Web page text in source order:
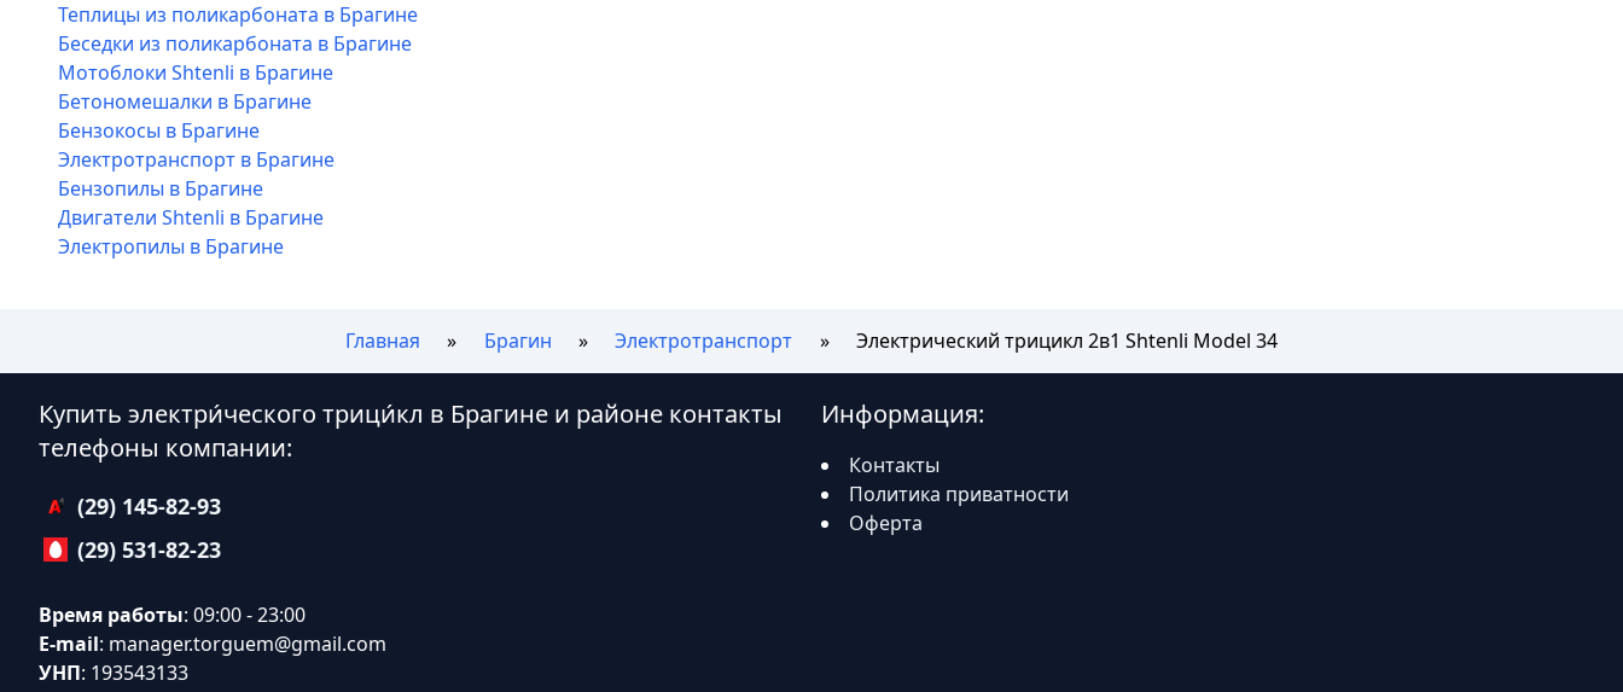
Теплицы из поликарбоната в Брагине
Беседки из поликарбоната в Брагине
Мотоблоки Shtenli в Брагине
Бетономешалки в Брагине
Бензокосы в Брагине
Электротранспорт в Брагине
Бензопилы в Брагине
Двигатели Shtenli в Брагине
Электропилы в Брагине
Главная Брагин Электротранспорт Электрический трицикл 2в1 Shtenli Model 34
Купить электри́ческого трици́кл в Брагине и районе контакты
телефоны компании:
(29) 145-82-93
(29) 531-82-23
Время работы: 09:00 - 23:00
E-mail: manager.torguem@gmail.com
УНП: 193543133
Информация:
Контакты
Политика приватности
Оферта